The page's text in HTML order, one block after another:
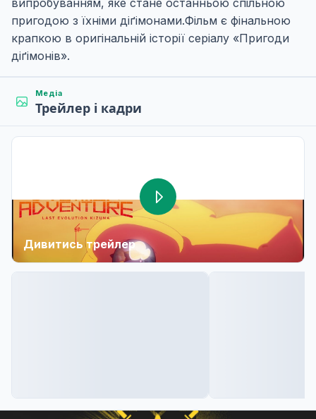
випробуванням, яке стане останньою спільною
пригодою з їхніми діґімонами.Фільм є фінальною
крапкою в оригінальній історії серіалу «Пригоди
діґімонів».
Медіа
Трейлер і кадри
Дивитись трейлер